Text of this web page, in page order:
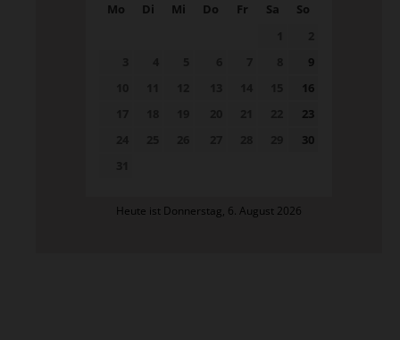
Mo Di Mi Do Fr Sa
So
9
16
23
30
Heute ist Donnerstag, 6. August 2026